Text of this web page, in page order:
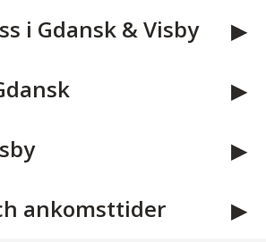
i Gdansk & Visby
ankomsttider